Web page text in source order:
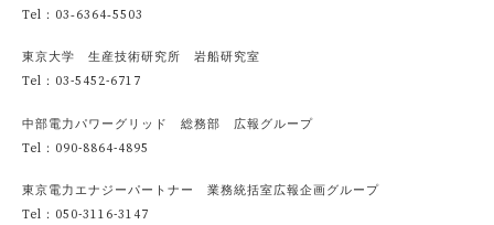
Tel：03‐6364‐5503
東京大学 生産技術研究所 岩船研究室
Tel：03-5452-6717
中部電力パワーグリッド 総務部 広報グループ
Tel：090-8864-4895
東京電力エナジーパートナー 業務統括室広報企画グループ
Tel：050-3116-3147